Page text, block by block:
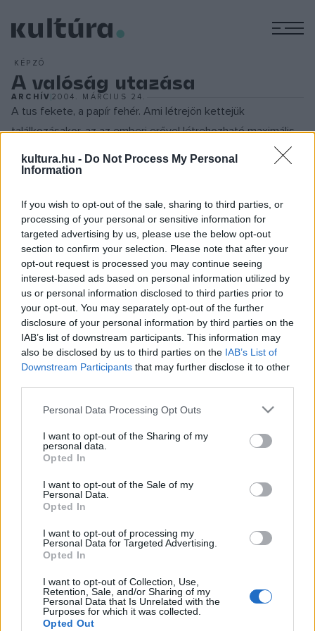
kultura.hu - Do Not Process My Personal
Information
If you wish to opt-out of the sale, sharing to third parties, or
processing of your personal or sensitive information for
targeted advertising by us, please use the below opt-out
section to confirm your selection. Please note that after your
opt-out request is processed you may continue seeing
interest-based ads based on personal information utilized by
us or personal information disclosed to third parties prior to
your opt-out. You may separately opt-out of the further
disclosure of your personal information by third parties on the
IAB’s list of downstream participants. This information may
also be disclosed by us to third parties on the IAB’s List of
Downstream Participants that may further disclose it to other
Please note that this website/app uses one or more Google
not limited to your visit or usage behaviour. You may click to
grant or deny consent to Google and its third-party tags to
use your data for below specified purposes in below Google
consent section.
Personal Data Processing Opt Outs
I want to opt-out of the Sharing of my
personal data.
Opted In
I want to opt-out of the Sale of my
Personal Data.
Opted In
I want to opt-out of processing my
Personal Data for Targeted Advertising.
Opted In
I want to opt-out of Collection, Use,
Retention, Sale, and/or Sharing of my
Personal Data that Is Unrelated with the
Purposes for which it was collected.
Opted Out
KÉPZŐ
A valóság utazása
ARCHÍV2004. MÁRCIUS 24.
A tus fekete, a papír fehér. Ami létrejön kettejük
találkozásakor, az az emberi erővel létrehozható maximális
kontraszt. A kontraszt mindig szétválaszt és formát ad. Így
bomlanak ki a dolgok az egyetemes háttér előtt. A háttér
árnyékba borítja a dolgok formáit a háttér makulátlan üres
sugárzása előtt. A dolgok eltakarják, ami mögöttük van.
Ezért megismerni mindent csak mozgással-utazással lehet.
E megismerő utazás a képek világában a dolgok mögé, a
valóság utazása. Mindehhez nem kell más, csak egy fehér
papír, egy üveg tus, egy toll és egy kéz, amely fogja és
vezeti a tollat. Rajzolni ilyen egyszerű. Csak egy vállalkozó
kedvű ember kell, aki nekiindul a valóság sivatagából a papír
sivatagának. - Csordás Zoltán A kiállítás helyszíne: Millenáris
Park, Teátrum - Előcsarnok A tárlat díjtalanul megtekinthető
március 11. - április 4. között minden nap 10-18 óráig, valamint
MEGOSZTÁS